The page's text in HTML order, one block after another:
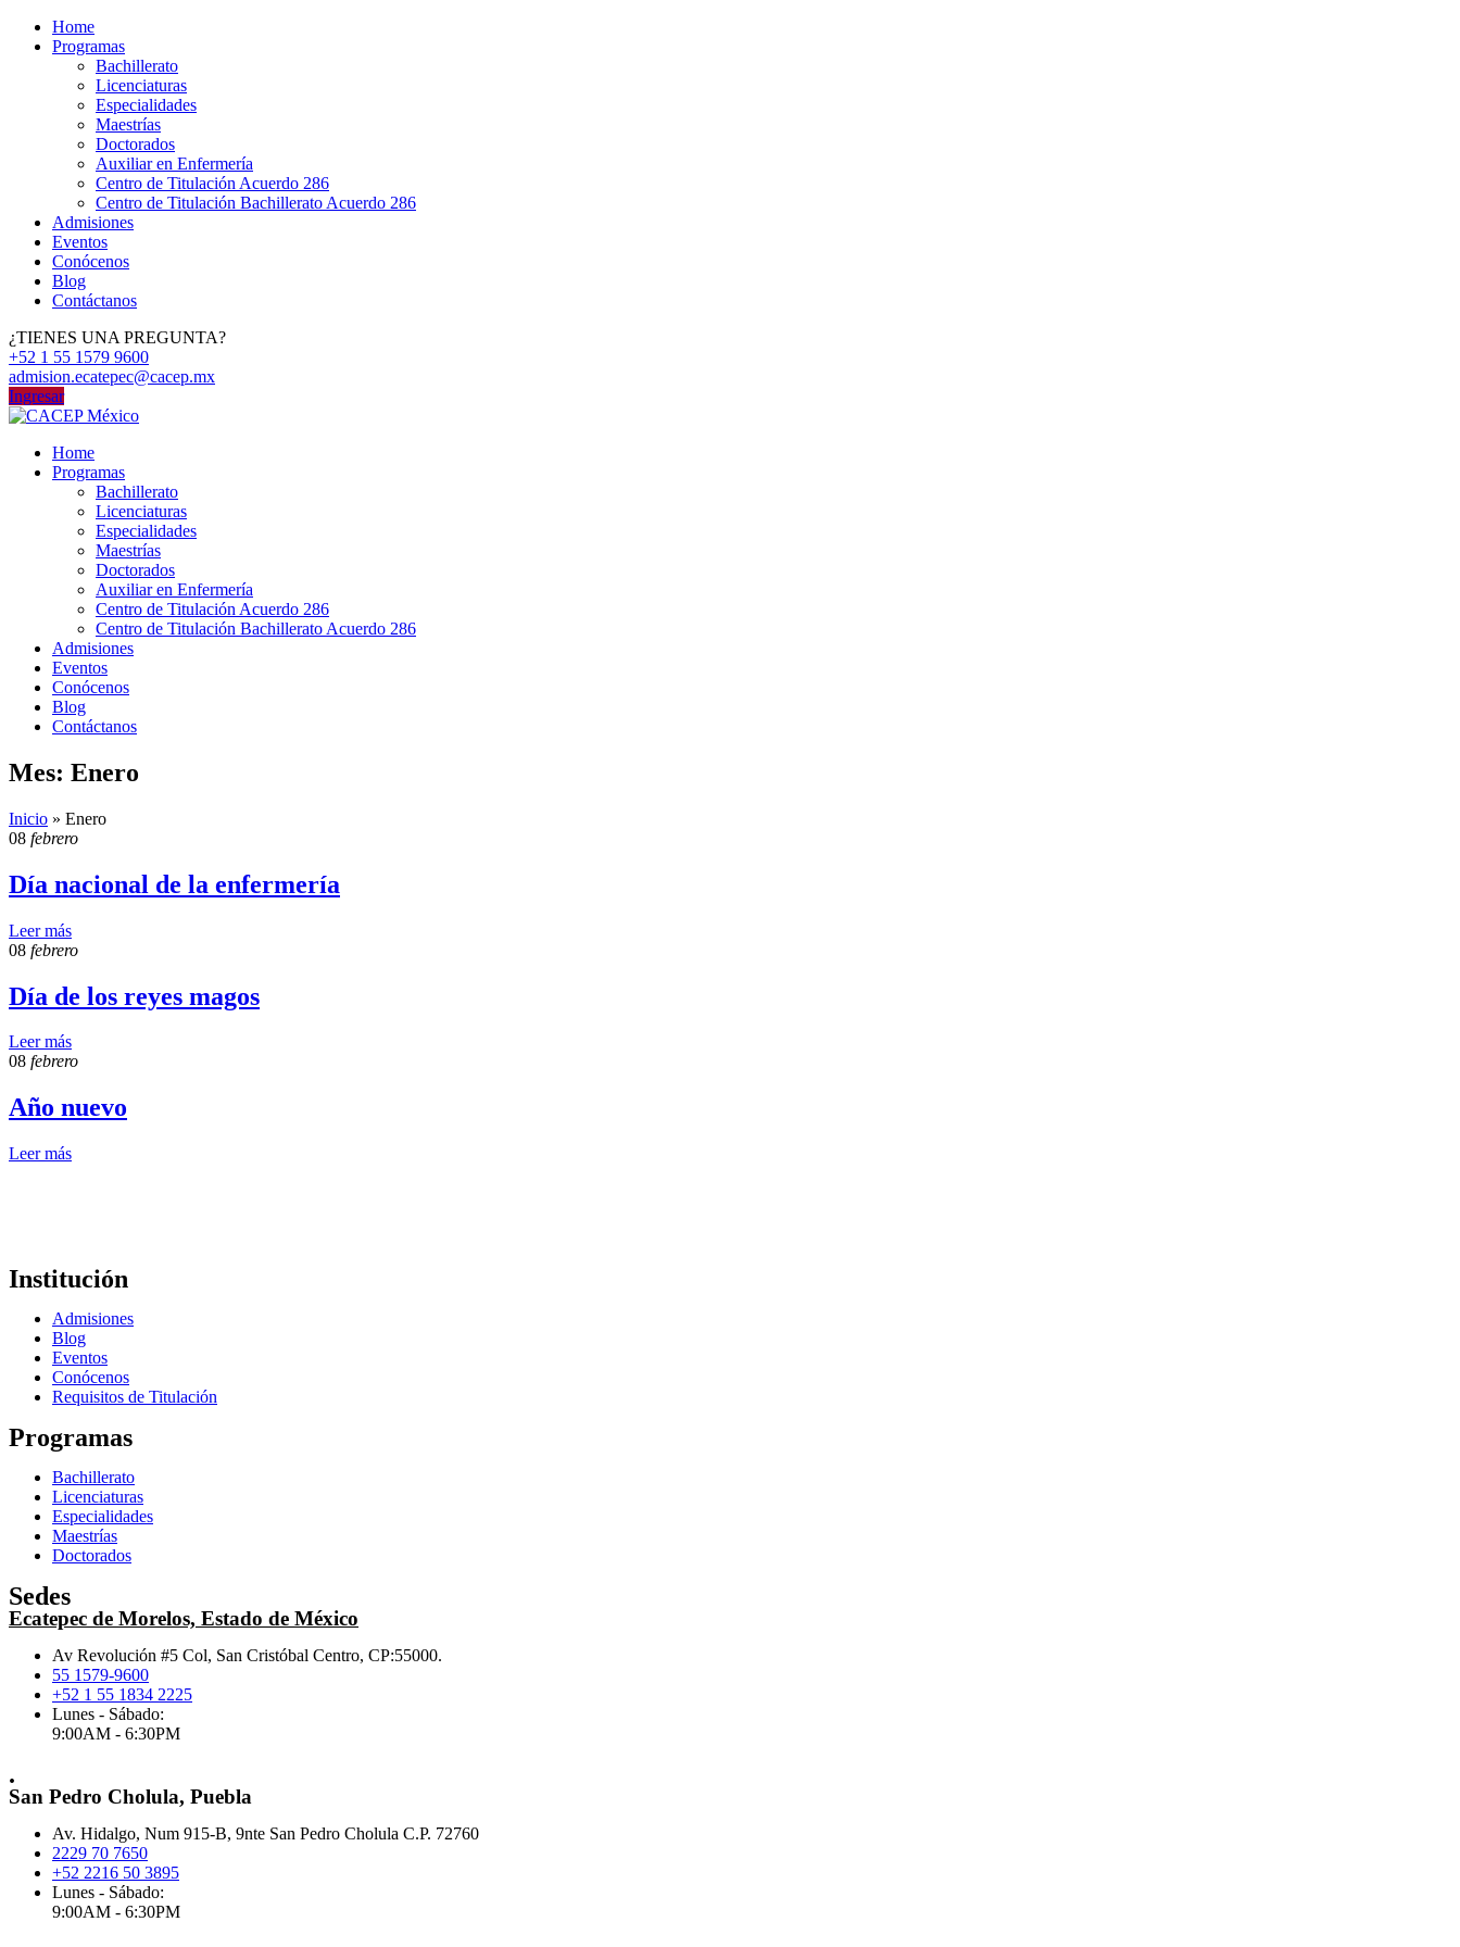
Home
Programas
Bachillerato
Licenciaturas
Especialidades
Maestrías
Doctorados
Auxiliar en Enfermería
Centro de Titulación Acuerdo 286
Centro de Titulación Bachillerato Acuerdo 286
Admisiones
Eventos
Conócenos
Blog
Contáctanos
¿TIENES UNA PREGUNTA?
+52 1 55 1579 9600
admision.ecatepec@cacep.mx
Ingresar
Home
Programas
Bachillerato
Licenciaturas
Especialidades
Maestrías
Doctorados
Auxiliar en Enfermería
Centro de Titulación Acuerdo 286
Centro de Titulación Bachillerato Acuerdo 286
Admisiones
Eventos
Conócenos
Blog
Contáctanos
Mes: Enero
Inicio » Enero
08 febrero
Día nacional de la enfermería
Leer más
08 febrero
Día de los reyes magos
Leer más
08 febrero
Año nuevo
Leer más
Institución
Admisiones
Blog
Eventos
Conócenos
Requisitos de Titulación
Programas
Bachillerato
Licenciaturas
Especialidades
Maestrías
Doctorados
Sedes
Ecatepec de Morelos, Estado de México
Av Revolución #5 Col, San Cristóbal Centro, CP:55000.
55 1579-9600
+52 1 55 1834 2225
Lunes - Sábado:
9:00AM - 6:30PM
.
San Pedro Cholula, Puebla
Av. Hidalgo, Num 915-B, 9nte San Pedro Cholula C.P. 72760
2229 70 7650
+52 2216 50 3895
Lunes - Sábado:
9:00AM - 6:30PM